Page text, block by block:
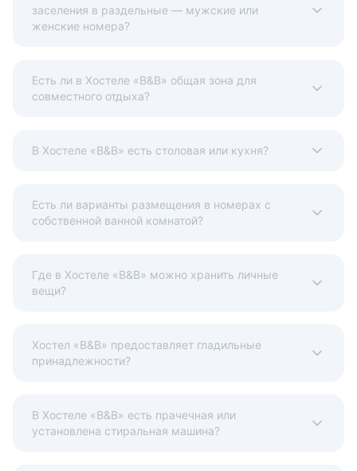
расчёт
заселения в раздельные — мужские или
женские номера?
Есть ли в Хостеле «B&B» общая зона для
совместного отдыха?
В Хостеле «B&B» есть столовая или кухня?
Есть ли варианты размещения в номерах с
собственной ванной комнатой?
Где в Хостеле «B&B» можно хранить личные
вещи?
Хостел «B&B» предоставляет гладильные
принадлежности?
В Хостеле «B&B» есть прачечная или
установлена стиральная машина?